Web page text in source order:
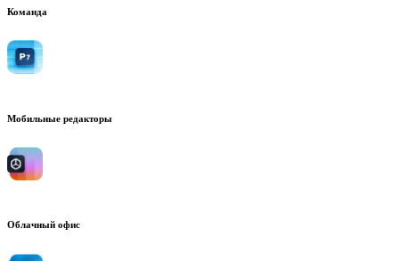
Команда
Мобильные редакторы
Облачный офис